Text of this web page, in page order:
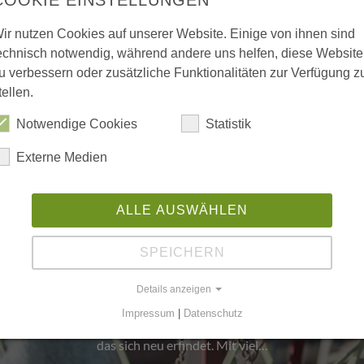
Manufaktur für
steht der Name Kurth für Qualität,
— doch in den letzten Jahren hat sich vieles
für die industrielle Möbelproduktion ist ein junges,
das sich neu erfindet. Mit viel…
nutzen Cookies auf unserer Website. Einige von ihnen sind
notwendig, während andere uns helfen, diese Website
verbessern oder zusätzliche Funktionalitäten zur Verfügung
Notwendige Cookies Statistik
Externe Medien
ALLE AUSWÄHLEN
SPEICHERN
Details anzeigen
Impressum | Datenschutz